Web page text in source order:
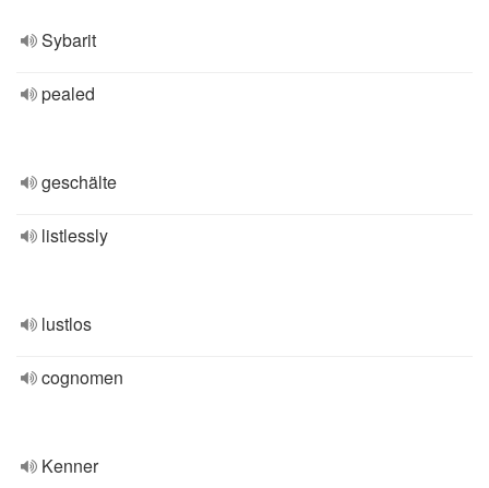
Sybarit
pealed
geschälte
listlessly
lustlos
cognomen
Kenner